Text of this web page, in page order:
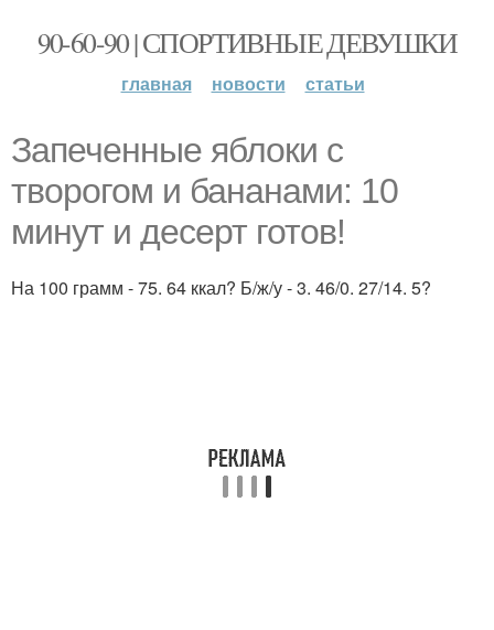
90-60-90 | СПОРТИВНЫЕ ДЕВУШКИ
главная новости статьи
Запеченные яблоки с
творогом и бананами: 10
минут и десерт готов!
На 100 грамм - 75. 64 ккал? Б/ж/у - 3. 46/0. 27/14. 5?